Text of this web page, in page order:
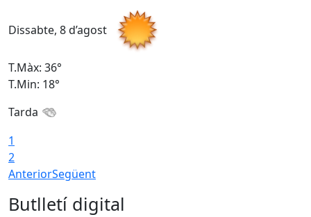
Dissabte, 8 d’agost
T.Màx: 36°
T.Min: 18°
Tarda
1
2
AnteriorSegüent
Butlletí digital